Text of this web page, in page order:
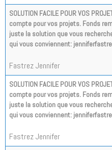
SOLUTION FACILE POUR VOS
compte pour vos projets. Fonds
juste la solution que vous
qui vous conviennent:
Fastrez Jennifer
SOLUTION FACILE POUR VOS
compte pour vos projets. Fonds
juste la solution que vous
qui vous conviennent:
Fastrez Jennifer